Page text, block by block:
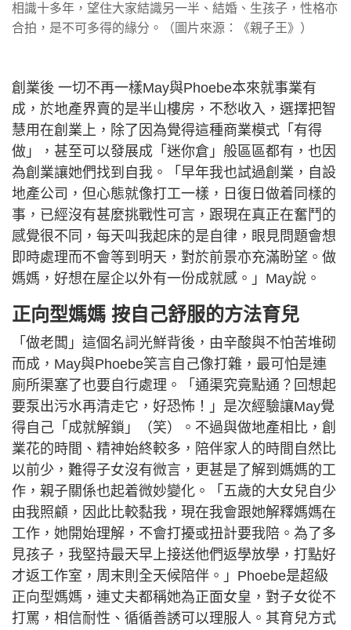
相識十多年，望住大家結識另一半、結婚、生孩子，性格亦
合拍，是不可多得的緣分。（圖片來源：《親子王》）
創業後 一切不再一樣May與Phoebe本來就事業有
成，於地產界賣的是半山樓房，不愁收入，選擇把智
慧用在創業上，除了因為覺得這種商業模式「有得
做」，甚至可以發展成「迷你倉」般區區都有，也因
為創業讓她們找到自我。「早年我也試過創業，自設
地產公司，但心態就像打工一樣，日復日做着同樣的
事，已經沒有甚麼挑戰性可言，跟現在真正在奮鬥的
感覺很不同，每天叫我起床的是自律，眼見問題會想
即時處理而不會等到明天，對於前景亦充滿盼望。做
媽媽，好想在屋企以外有一份成就感。」May說。
正向型媽媽 按自己舒服的方法育兒
「做老闆」這個名詞光鮮背後，由辛酸與不怕苦堆砌
而成，May與Phoebe笑言自己像打雜，最可怕是連
廁所渠塞了也要自行處理。「通渠究竟點通？回想起
要泵出污水再清走它，好恐怖！」是次經驗讓May覺
得自己「成就解鎖」（笑）。不過與做地產相比，創
業花的時間、精神始終較多，陪伴家人的時間自然比
以前少，難得子女沒有微言，更甚是了解到媽媽的工
作，親子關係也起着微妙變化。「五歲的大女兒自少
由我照顧，因此比較黏我，現在我會跟她解釋媽媽在
工作，她開始理解，不會打擾或扭計要我陪。為了多
見孩子，我堅持最天早上接送他們返學放學，打點好
才返工作室，周末則全天候陪伴。」Phoebe是超級
正向型媽媽，連丈夫都稱她為正面女皇，對子女從不
打罵，相信耐性、循循善誘可以理服人。其育兒方式